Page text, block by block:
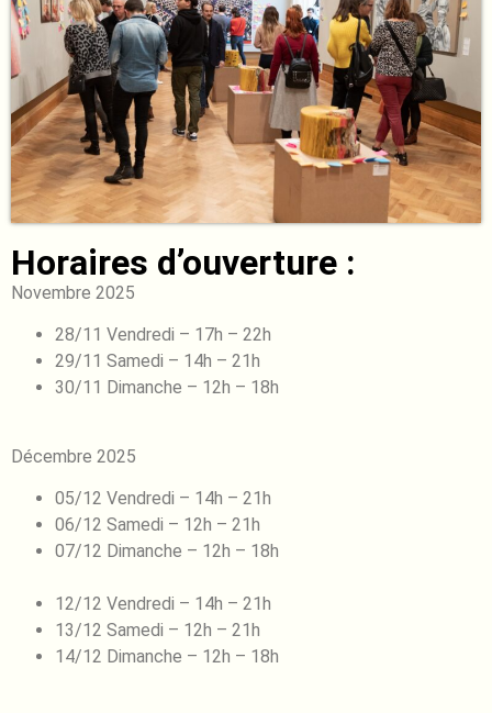
Horaires d’ouverture :
Novembre 2025
28/11 Vendredi – 17h – 22h
29/11 Samedi – 14h – 21h
30/11 Dimanche – 12h – 18h
Décembre 2025
05/12 Vendredi – 14h – 21h
06/12 Samedi – 12h – 21h
07/12 Dimanche – 12h – 18h
12/12 Vendredi – 14h – 21h
13/12 Samedi – 12h – 21h
14/12 Dimanche – 12h – 18h